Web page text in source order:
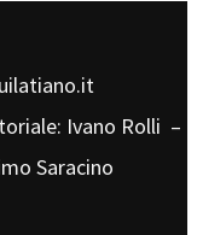
Ivano Rolli –
Saracino